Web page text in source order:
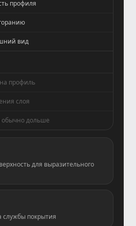
профиля
вид
профиль
слоя
обычно дольше
для выразительного
службы покрытия